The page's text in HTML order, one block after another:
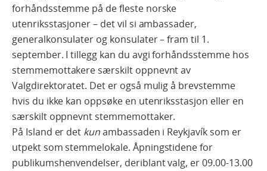
forhåndsstemme på de fleste norske
utenriksstasjoner – det vil si ambassader,
generalkonsulater og konsulater – fram til 1.
september. I tillegg kan du avgi forhåndsstemme hos
stemmemottakere særskilt oppnevnt av
Valgdirektoratet. Det er også mulig å brevstemme
hvis du ikke kan oppsøke en utenriksstasjon eller en
særskilt oppnevnt stemmemottaker.
På Island er det kunambassaden i Reykjavík som er
utpekt som stemmelokale. Åpningstidene for
publikumshenvendelser, deriblant valg, er 09.00-13.00